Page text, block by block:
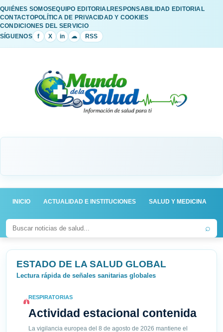
QUIÉNES SOMOSEQUIPO EDITORIALRESPONSABILIDAD EDITORIAL
CONTACTOPOLÍTICA DE PRIVACIDAD Y COOKIES
CONDICIONES DEL SERVICIO
SÍGUENOS
f X in ☁ RSS
INICIO ACTUALIDAD E INSTITUCIONES SALUD Y MEDICINA
⌕
ESTADO DE LA SALUD GLOBAL
Lectura rápida de señales sanitarias globales
RESPIRATORIAS
Actividad estacional contenida
La vigilancia europea del 8 de agosto de 2026 mantiene el